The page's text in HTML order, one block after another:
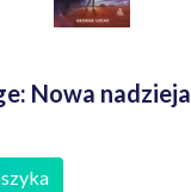
Nowa nadzieja